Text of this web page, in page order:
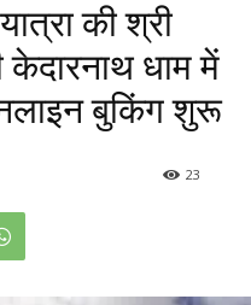
की श्री
केदारनाथ धाम में
बुकिंग शुरू
23